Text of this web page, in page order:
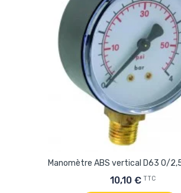
Manomètre ABS vertical D63 0/
10,10 € TTC